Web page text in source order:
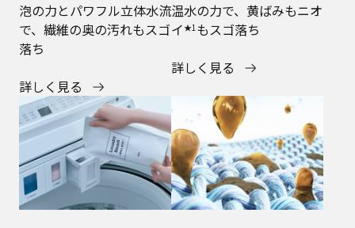
泡の力とパワフル立体水流
で、繊維の奥の汚れもスゴ
落ち
詳しく見る
温水の力で、黄ばみもニオ
イ★1もスゴ落ち
詳しく見る